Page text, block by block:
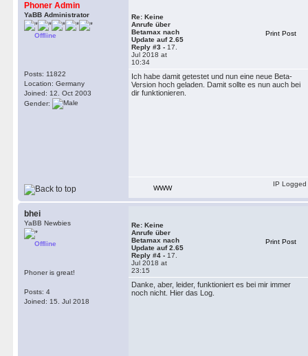
Phoner Admin
YaBB Administrator
Offline
Posts: 11822
Location: Germany
Joined: 12. Oct 2003
Gender:
Re: Keine
Anrufe über
Betamax nach
Update auf 2.65
Reply #3 - 17.
Jul 2018 at
10:34
Print Post
Ich habe damit getestet und nun eine neue Beta-
Version hoch geladen. Damit sollte es nun auch bei
dir funktionieren.
WWW
IP Logged
bhei
YaBB Newbies
Offline
Phoner is great!
Posts: 4
Joined: 15. Jul 2018
Re: Keine
Anrufe über
Betamax nach
Update auf 2.65
Reply #4 - 17.
Jul 2018 at
23:15
Print Post
Danke, aber, leider, funktioniert es bei mir immer
noch nicht. Hier das Log.